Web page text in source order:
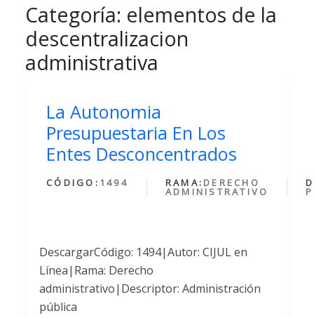
Categoría: elementos de la
descentralizacion
administrativa
La Autonomia
Presupuestaria En Los
Entes Desconcentrados
CÓDIGO: 1494 RAMA: DERECHO
ADMINISTRATIVO
DescargarCódigo: 1494|Autor: CIJUL en
Línea|Rama: Derecho
administrativo|Descriptor: Administración
pública